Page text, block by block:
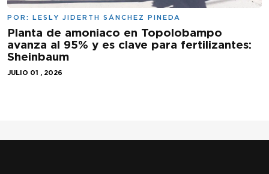
POR: LESLY JIDERTH SÁNCHEZ PINEDA
Planta de amoniaco en Topolobampo
avanza al 95% y es clave para fertilizantes:
Sheinbaum
JULIO 01 , 2026